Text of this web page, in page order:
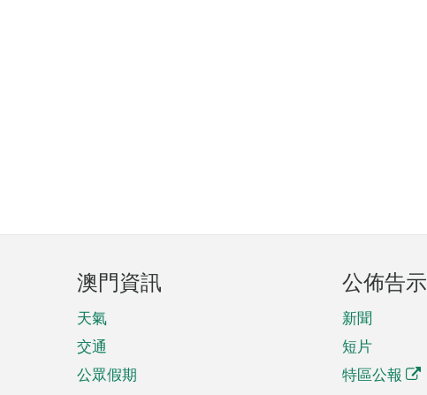
澳門資訊
天氣
交通
公眾假期
公佈告示
新聞
短片
特區公報